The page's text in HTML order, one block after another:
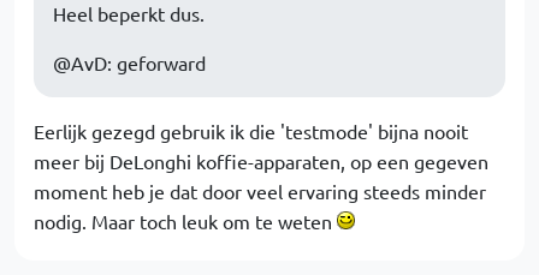
Heel beperkt dus.
@AvD: geforward
Eerlijk gezegd gebruik ik die 'testmode' bijna nooit
meer bij DeLonghi koffie-apparaten, op een gegeven
moment heb je dat door veel ervaring steeds minder
nodig. Maar toch leuk om te weten